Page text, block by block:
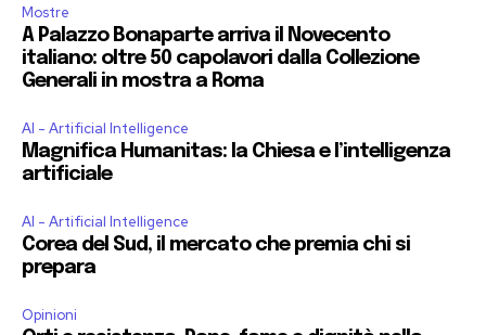
Mostre
A Palazzo Bonaparte arriva il Novecento
italiano: oltre 50 capolavori dalla Collezione
Generali in mostra a Roma
AI - Artificial Intelligence
Magnifica Humanitas: la Chiesa e l’intelligenza
artificiale
AI - Artificial Intelligence
Corea del Sud, il mercato che premia chi si
prepara
Opinioni